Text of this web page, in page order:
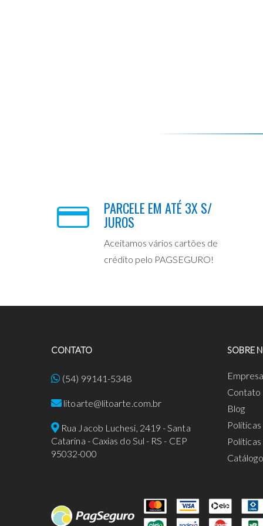
PARCELE EM ATÉ 3X S/
JUROS
Aceitamos vários cartões de
crédito pelo PAGSEGURO!
CONTATO
(54) 99141-5348
litoarte@litoarte.com.br
Rua Jacob Luchesi, 2419 - Santa
Catarina - Caxias do Sul - RS - CEP
95032-000
SOBRE
Empresa
Contato
Blog
Políticas